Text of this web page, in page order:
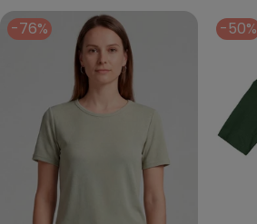
-76% -50%